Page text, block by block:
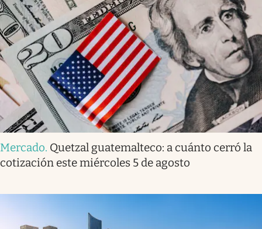
Mercado. Quetzal guatemalteco: a cuánto cerró la
cotización este miércoles 5 de agosto